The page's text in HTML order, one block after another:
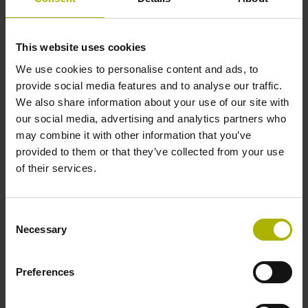
This website uses cookies
We use cookies to personalise content and ads, to
provide social media features and to analyse our traffic.
We also share information about your use of our site with
our social media, advertising and analytics partners who
may combine it with other information that you’ve
provided to them or that they’ve collected from your use
of their services.
Selection
Necessary
Preferences
Modules de mesure angulaire
En plus d'être faciles à monter, ces modules offrent une
une excellente précision de mesure et de roulement, une
très haute résolution, ainsi qu'une précision de répétition